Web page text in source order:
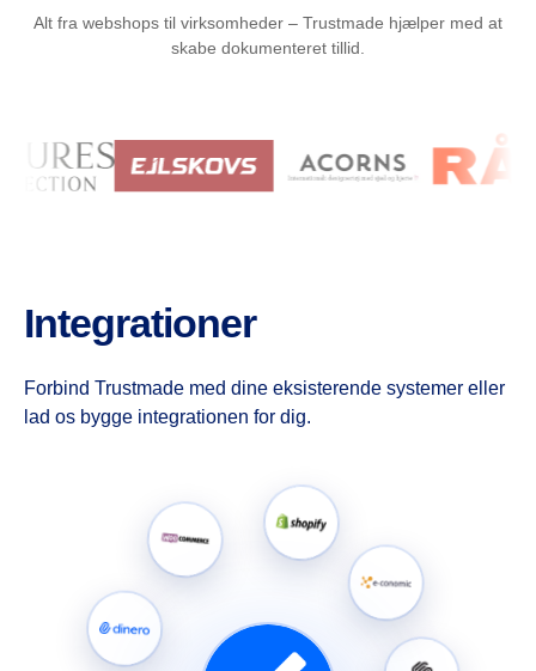
Alt fra webshops til virksomheder – Trustmade hjælper med at
skabe dokumenteret tillid.
Integrationer
Forbind Trustmade med dine eksisterende systemer eller
lad os bygge integrationen for dig.